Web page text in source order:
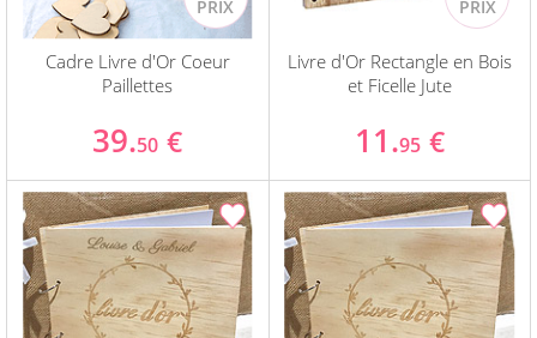
Cadre Livre d'Or Coeur
Paillettes
39.50 €
Livre d'Or Rectangle en Bois
et Ficelle Jute
11.95 €